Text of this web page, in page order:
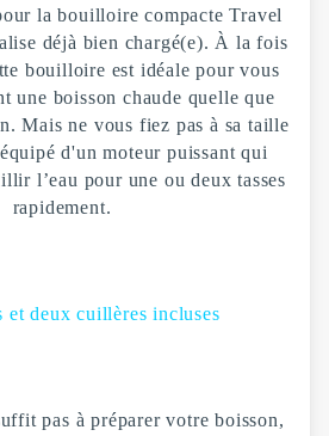
la bouilloire compacte Travel
déjà bien chargé(e). À la fois
bouilloire est idéale pour vous
une boisson chaude quelle que
Mais ne vous fiez pas à sa taille
d'un moteur puissant qui
l’eau pour une ou deux tasses
rapidement.
et deux cuillères incluses
pas à préparer votre boisson,